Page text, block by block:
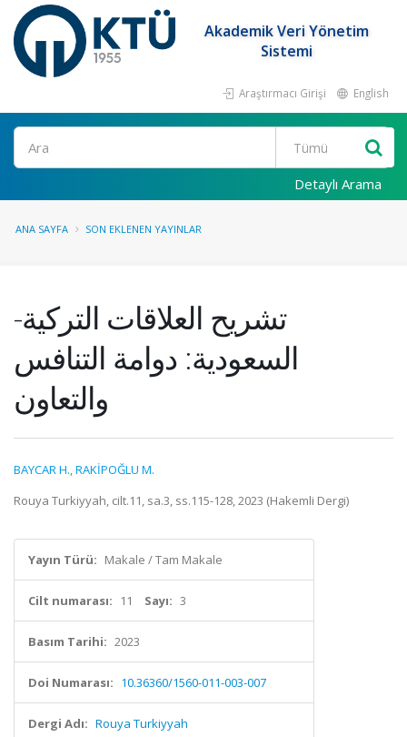
Akademik Veri Yönetim
Sistemi
Araştırmacı Girişi English
Ara
Detaylı Arama
ANA SAYFA SON EKLENEN YAYINLAR
تشريح العلاقات التركية-
السعودية: دوامة التنافس
والتعاون
BAYCAR H.,RAKİPOĞLU M.
Rouya Turkiyyah, cilt.11, sa.3, ss.115-128, 2023 (Hakemli Dergi)
Yayın Türü: Makale / Tam Makale
Cilt numarası: 11 Sayı: 3
Basım Tarihi: 2023
Doi Numarası: 10.36360/1560-011-003-007
Dergi Adı: Rouya Turkiyyah